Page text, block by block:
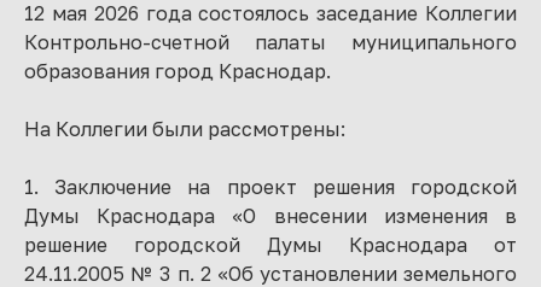
12 мая 2026 года состоялось заседание Коллегии
Контрольно-счетной палаты муниципального
образования город Краснодар.
На Коллегии были рассмотрены:
1. Заключение на проект решения городской
Думы Краснодара «О внесении изменения в
решение городской Думы Краснодара от
24.11.2005 № 3 п. 2 «Об установлении земельного